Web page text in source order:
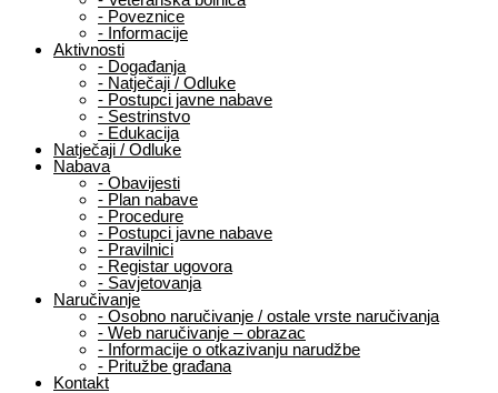
- Poveznice
- Informacije
Aktivnosti
- Događanja
- Natječaji / Odluke
- Postupci javne nabave
- Sestrinstvo
- Edukacija
Natječaji / Odluke
Nabava
- Obavijesti
- Plan nabave
- Procedure
- Postupci javne nabave
- Pravilnici
- Registar ugovora
- Savjetovanja
Naručivanje
- Osobno naručivanje / ostale vrste naručivanja
- Web naručivanje – obrazac
- Informacije o otkazivanju narudžbe
- Pritužbe građana
Kontakt